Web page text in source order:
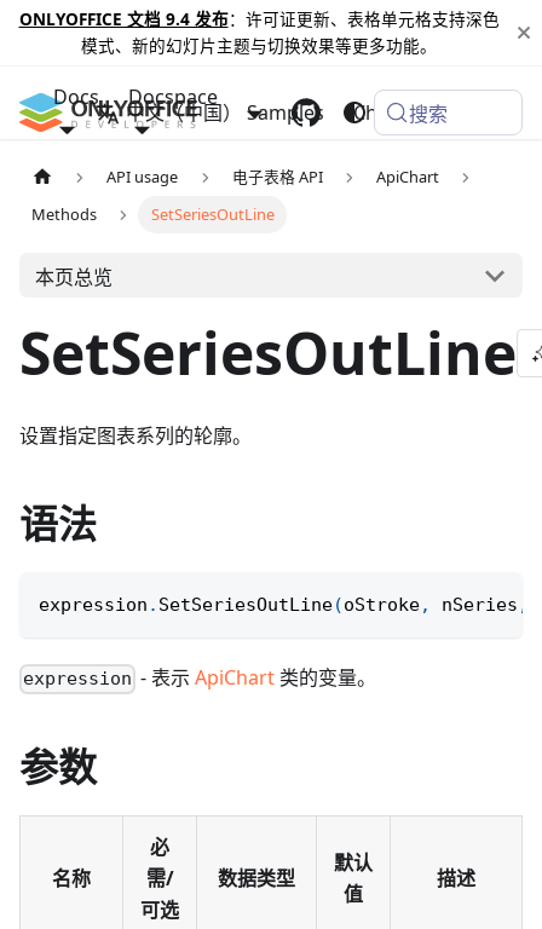
ONLYOFFICE 文档 9.4 发布：许可证更新、表格单元格支持深色
模式、新的幻灯片主题与切换效果等更多功能。
Docs Docspace
Samples Changelog
中文（中国） 搜索
API usage 电子表格 API
ApiChart
Methods
SetSeriesOutLine
本页总览
SetSeriesOutLine
设置指定图表系列的轮廓。
语法
expression . SetSeriesOutLine(oStroke, nSeries ,
expression - 表示ApiChart 类的变量。
参数
名称
必
需/
可选
数据类型
默认
值
描述